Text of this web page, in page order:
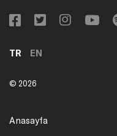
TR EN
© 2026
Anasayfa